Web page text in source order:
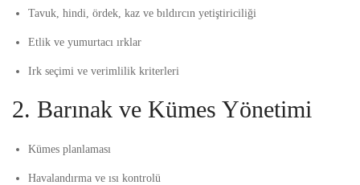
Tavuk, hindi, ördek, kaz ve bıldırcın yetiştiriciliği
Etlik ve yumurtacı ırklar
Irk seçimi ve verimlilik kriterleri
2. Barınak ve Kümes Yönetimi
Kümes planlaması
Havalandırma ve ısı kontrolü